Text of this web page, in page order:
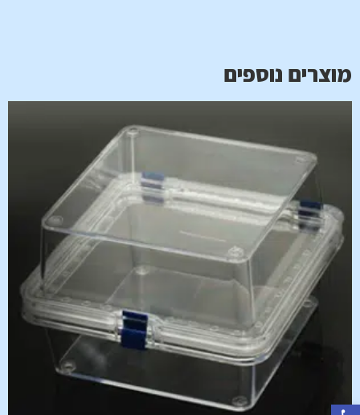
מוצרים נוספים
פתח סרגל נגישות